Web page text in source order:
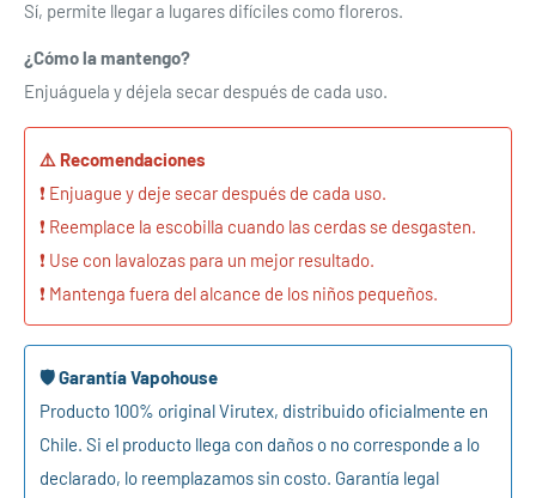
Sí, permite llegar a lugares difíciles como floreros.
¿Cómo la mantengo?
Enjuáguela y déjela secar después de cada uso.
⚠️ Recomendaciones
❗ Enjuague y deje secar después de cada uso.
❗ Reemplace la escobilla cuando las cerdas se desgasten.
❗ Use con lavalozas para un mejor resultado.
❗ Mantenga fuera del alcance de los niños pequeños.
🛡️ Garantía Vapohouse
Producto 100% original Virutex, distribuido oficialmente en
Chile. Si el producto llega con daños o no corresponde a lo
declarado, lo reemplazamos sin costo. Garantía legal